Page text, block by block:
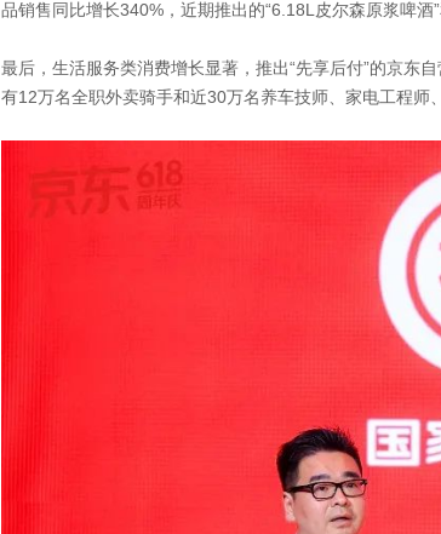
品销售同比增长340%，近期推出的“6.18L皮尔森原浆啤酒
最后，生活服务类消费增长显著，推出“先享后付”的京东
有12万名全职外卖骑手和近30万名养车技师、家电工程师